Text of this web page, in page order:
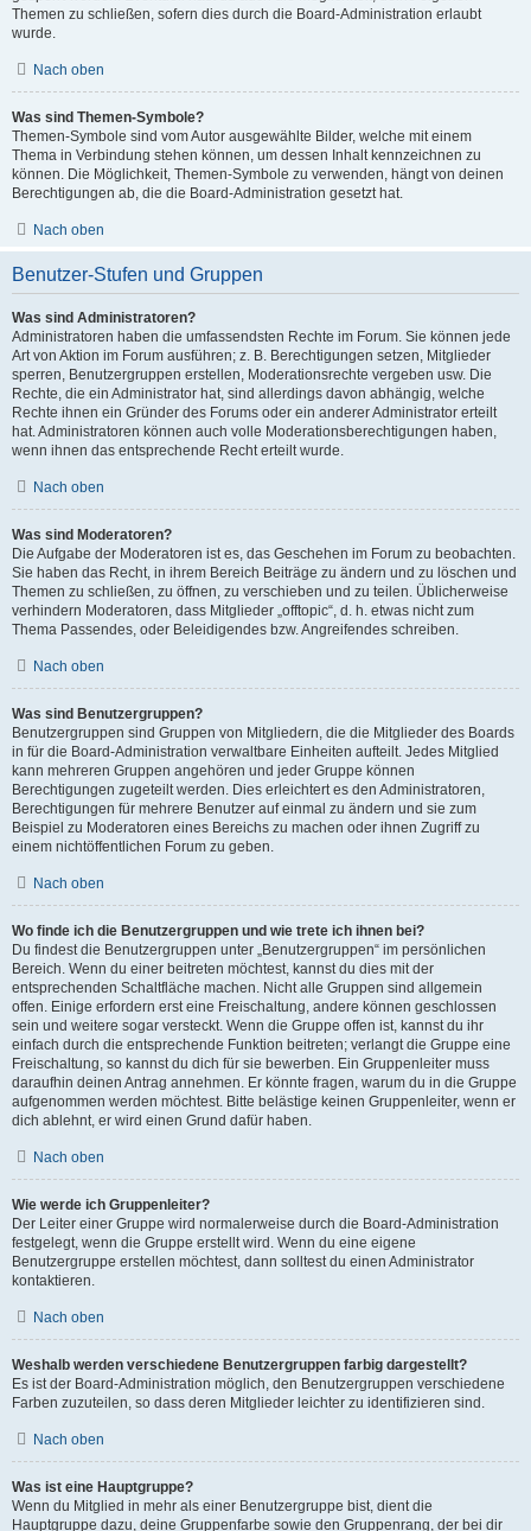
Themen zu schließen, sofern dies durch die Board-Administration erlaubt
wurde.
Nach oben
Was sind Themen-Symbole?
Themen-Symbole sind vom Autor ausgewählte Bilder, welche mit einem
Thema in Verbindung stehen können, um dessen Inhalt kennzeichnen zu
können. Die Möglichkeit, Themen-Symbole zu verwenden, hängt von deinen
Berechtigungen ab, die die Board-Administration gesetzt hat.
Nach oben
Benutzer-Stufen und Gruppen
Was sind Administratoren?
Administratoren haben die umfassendsten Rechte im Forum. Sie können jede
Art von Aktion im Forum ausführen; z. B. Berechtigungen setzen, Mitglieder
sperren, Benutzergruppen erstellen, Moderationsrechte vergeben usw. Die
Rechte, die ein Administrator hat, sind allerdings davon abhängig, welche
Rechte ihnen ein Gründer des Forums oder ein anderer Administrator erteilt
hat. Administratoren können auch volle Moderationsberechtigungen haben,
wenn ihnen das entsprechende Recht erteilt wurde.
Nach oben
Was sind Moderatoren?
Die Aufgabe der Moderatoren ist es, das Geschehen im Forum zu beobachten.
Sie haben das Recht, in ihrem Bereich Beiträge zu ändern und zu löschen und
Themen zu schließen, zu öffnen, zu verschieben und zu teilen. Üblicherweise
verhindern Moderatoren, dass Mitglieder „offtopic“, d. h. etwas nicht zum
Thema Passendes, oder Beleidigendes bzw. Angreifendes schreiben.
Nach oben
Was sind Benutzergruppen?
Benutzergruppen sind Gruppen von Mitgliedern, die die Mitglieder des Boards
in für die Board-Administration verwaltbare Einheiten aufteilt. Jedes Mitglied
kann mehreren Gruppen angehören und jeder Gruppe können
Berechtigungen zugeteilt werden. Dies erleichtert es den Administratoren,
Berechtigungen für mehrere Benutzer auf einmal zu ändern und sie zum
Beispiel zu Moderatoren eines Bereichs zu machen oder ihnen Zugriff zu
einem nichtöffentlichen Forum zu geben.
Nach oben
Wo finde ich die Benutzergruppen und wie trete ich ihnen bei?
Du findest die Benutzergruppen unter „Benutzergruppen“ im persönlichen
Bereich. Wenn du einer beitreten möchtest, kannst du dies mit der
entsprechenden Schaltfläche machen. Nicht alle Gruppen sind allgemein
offen. Einige erfordern erst eine Freischaltung, andere können geschlossen
sein und weitere sogar versteckt. Wenn die Gruppe offen ist, kannst du ihr
einfach durch die entsprechende Funktion beitreten; verlangt die Gruppe eine
Freischaltung, so kannst du dich für sie bewerben. Ein Gruppenleiter muss
daraufhin deinen Antrag annehmen. Er könnte fragen, warum du in die Gruppe
aufgenommen werden möchtest. Bitte belästige keinen Gruppenleiter, wenn er
dich ablehnt, er wird einen Grund dafür haben.
Nach oben
Wie werde ich Gruppenleiter?
Der Leiter einer Gruppe wird normalerweise durch die Board-Administration
festgelegt, wenn die Gruppe erstellt wird. Wenn du eine eigene
Benutzergruppe erstellen möchtest, dann solltest du einen Administrator
kontaktieren.
Nach oben
Weshalb werden verschiedene Benutzergruppen farbig dargestellt?
Es ist der Board-Administration möglich, den Benutzergruppen verschiedene
Farben zuzuteilen, so dass deren Mitglieder leichter zu identifizieren sind.
Nach oben
Was ist eine Hauptgruppe?
Wenn du Mitglied in mehr als einer Benutzergruppe bist, dient die
Hauptgruppe dazu, deine Gruppenfarbe sowie den Gruppenrang, der bei dir